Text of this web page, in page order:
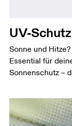
UV-Schutz
Sonne und
Essential für
Sonnenschutz –